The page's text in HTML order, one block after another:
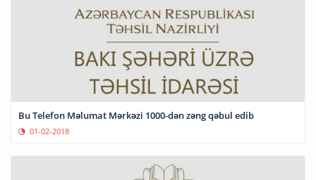
Bu Telefon Məlumat Mərkəzi 1000-dən zəng qəbul edib
01-02-2018